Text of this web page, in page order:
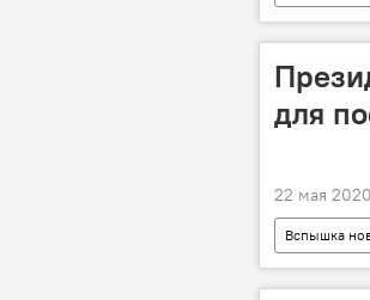
футбольный
для
22 мая
Вспышка
Гитанас